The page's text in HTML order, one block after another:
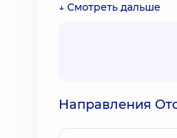
↓ Смотреть дальше
Направления